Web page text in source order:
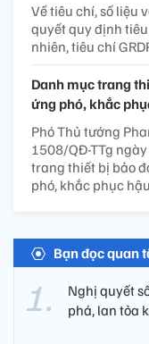
Về tiêu chí, số liệu
quyết quy định
nhiên, tiêu chí
Danh mục trang
ứng phó, khắc
Phó Thủ tướng
1508/QĐ-TTg
trang thiết bị bảo
phó, khắc phục
Bạn đọc quan
Nghị quyết
phá, lan tỏa